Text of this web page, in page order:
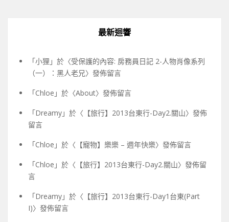
最新迴響
「小狸 」於〈受保護的內容: 房務員日記 2-人物肖像系列
（一）：黑人老兄〉發佈留言
「Chloe 」於〈About〉發佈留言
「Dreamy 」於〈 【旅行】2013台東行-Day2.關山〉發佈
留言
「Chloe 」於〈 【寵物】樂樂 – 週年快樂〉發佈留言
「Chloe 」於〈 【旅行】2013台東行-Day2.關山〉發佈留
言
「Dreamy 」於〈 【旅行】2013台東行-Day1台東(Part
I)〉發佈留言